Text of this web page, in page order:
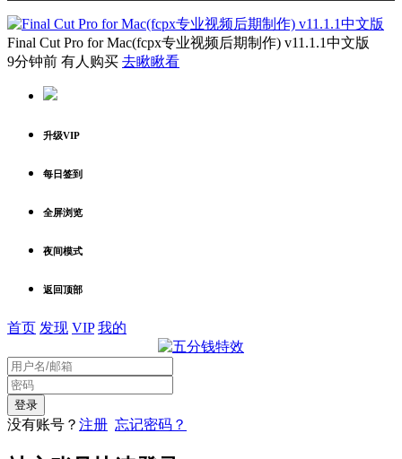
Final Cut Pro for Mac(fcpx专业视频后期制作) v11.1.1中文版
9分钟前 有人购买 去瞅瞅看
升级VIP
每日签到
全屏浏览
夜间模式
返回顶部
首页 发现 VIP 我的
没有账号？ 注册 忘记密码？